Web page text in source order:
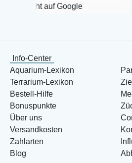
Info-Center
Aquarium-Lexikon
Terrarium-Lexikon
Bestell-Hilfe
Bonuspunkte
Über uns
Versandkosten
Zahlarten
Blog